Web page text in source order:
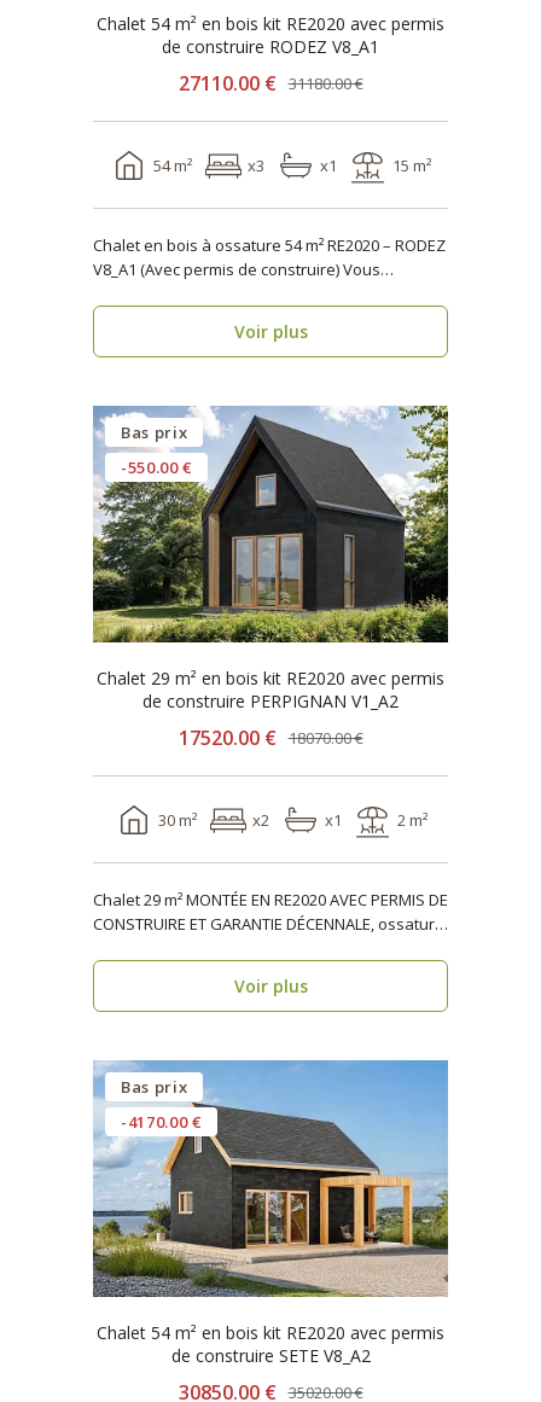
Chalet 54 m² en bois kit RE2020 avec permis
de construire RODEZ V8_A1
27110.00 € 31180.00 €
54 m² x3 x1 15 m²
Chalet en bois à ossature 54 m² RE2020 – RODEZ
V8_A1 (Avec permis de construire) Vous
Voir plus
Bas prix
-550.00 €
Chalet 29 m² en bois kit RE2020 avec permis
de construire PERPIGNAN V1_A2
17520.00 € 18070.00 €
30 m² x2 x1 2 m²
Chalet 29 m² MONTÉE EN RE2020 AVEC PERMIS DE
CONSTRUIRE ET GARANTIE DÉCENNALE, ossature
Voir plus
Bas prix
-4170.00 €
Chalet 54 m² en bois kit RE2020 avec permis
de construire SETE V8_A2
30850.00 € 35020.00 €